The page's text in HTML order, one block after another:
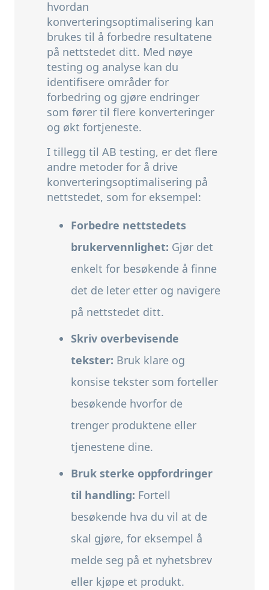
hvordan
konverteringsoptimalisering kan
brukes til å forbedre resultatene
på nettstedet ditt. Med nøye
testing og analyse kan du
identifisere områder for
forbedring og gjøre endringer
som fører til flere konverteringer
og økt fortjeneste.
I tillegg til AB testing, er det flere
andre metoder for å drive
konverteringsoptimalisering på
nettstedet, som for eksempel:
Forbedre nettstedets
brukervennlighet: Gjør det
enkelt for besøkende å finne
det de leter etter og navigere
på nettstedet ditt.
Skriv overbevisende
tekster: Bruk klare og
konsise tekster som forteller
besøkende hvorfor de
trenger produktene eller
tjenestene dine.
Bruk sterke oppfordringer
til handling: Fortell
besøkende hva du vil at de
skal gjøre, for eksempel å
melde seg på et nyhetsbrev
eller kjøpe et produkt.